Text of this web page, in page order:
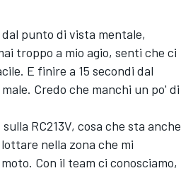
punto di vista mentale,
troppo a mio agio, senti che ci
E finire a 15 secondi dal
Credo che manchi un po' di
RC213V, cosa che sta anche
nella zona che mi
Con il team ci conosciamo,